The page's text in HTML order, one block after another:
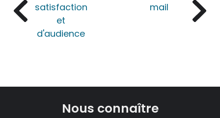
satisfaction
et
d'audience
mail
Nous connaître